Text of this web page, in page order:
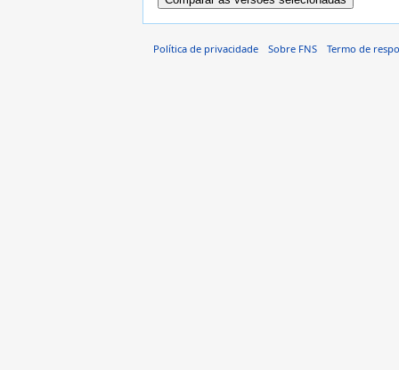
Política de privacidade Sobre FNS Termo de